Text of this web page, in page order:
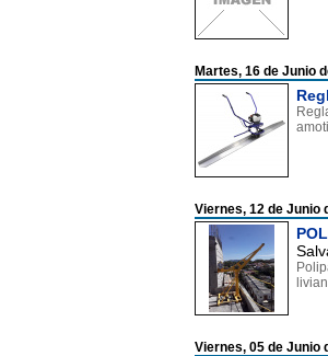
Martes, 16 de Junio
Viernes, 12 de Junio
Viernes, 05 de Junio